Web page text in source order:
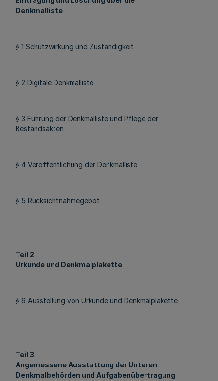
Denkmalliste
§ 1 Schutzwirkung und Zuständigkeit
§ 2 Digitale Denkmalliste
§ 3 Führung der Denkmalliste und Pflege der
Bestandsakten
§ 4 Veröffentlichung der Denkmalliste
§ 5 Rücksichtnahmegebot
Teil 2
Urkunde und Denkmalplakette
§ 6 Ausstellung von Urkunde und Denkmalplakette
Teil 3
Angemessene Ausstattung der Unteren
Denkmalbehörden und Aufgabenübertragung